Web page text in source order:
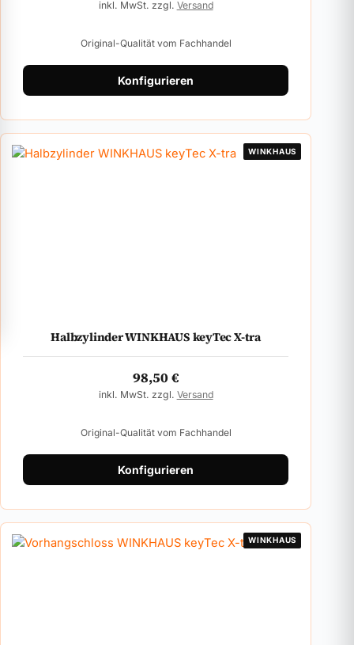
inkl. MwSt. zzgl. Versand
Original-Qualität vom Fachhandel
Konfigurieren
WINKHAUS
Halbzylinder WINKHAUS keyTec X-tra
98,50€
inkl. MwSt. zzgl. Versand
Original-Qualität vom Fachhandel
Konfigurieren
WINKHAUS